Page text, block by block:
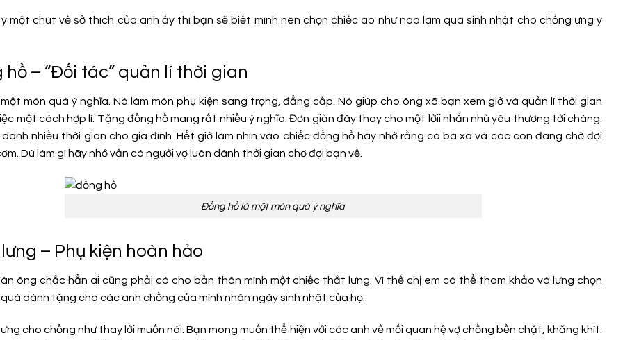
một chút về sở thích của anh ấy thì bạn sẽ biết mình nên chọn chiếc áo như nào làm quà sinh nhật cho chồng ưng ý
hồ – “Đối tác” quản lí thời gian
món quá ý nghĩa. Nó làm món phụ kiện sang trọng, đẳng cấp. Nó giúp cho ông xã bạn xem giờ và quản lí thời gian
một cách hợp lí. Tặng đồng hồ mang rất nhiều ý nghĩa. Đơn giản đây thay cho một lờii nhắn nhủ yêu thương tới chàng.
nhiều thời gian cho gia đình. Hết giờ làm nhìn vào chiếc đồng hồ hãy nhờ rằng có bà xã và các con đang chờ đợi
Dù làm gì hãy nhớ vẫn có người vợ luôn dành thời gian chơ đợi bạn về.
Đồng hồ là một món quá ý nghĩa
– Phụ kiện hoàn hảo
ông chắc hẳn ai cũng phải có cho bản thân mình một chiếc thắt lưng. Vì thế chị em có thể tham khảo và lưng chọn
dành tặng cho các anh chồng của mình nhân ngày sinh nhật của họ.
cho chồng như thay lời muốn nói. Bạn mong muốn thể hiện với các anh về mối quan hệ vợ chồng bền chặt, khăng khít.